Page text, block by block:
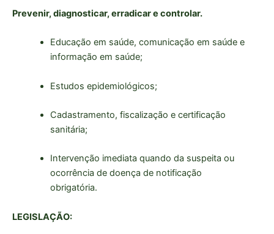
Prevenir, diagnosticar, erradicar e controlar.
Educação em saúde, comunicação em saúde e
informação em saúde;
Estudos epidemiológicos;
Cadastramento, fiscalização e certificação
sanitária;
Intervenção imediata quando da suspeita ou
ocorrência de doença de notificação
obrigatória.
LEGISLAÇÃO: